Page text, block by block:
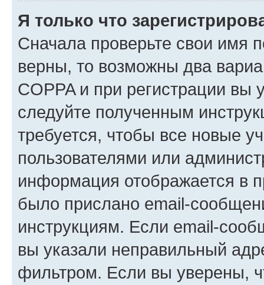
Я только что
Сначала проверьте свои имя
верны, то возможны два
COPPA и при регистрации вы
следуйте полученным
требуется, чтобы все новые
пользователями или
информация отображается в
было прислано email-
инструкциям. Если email-
вы указали неправильный
фильтром. Если вы уверены,